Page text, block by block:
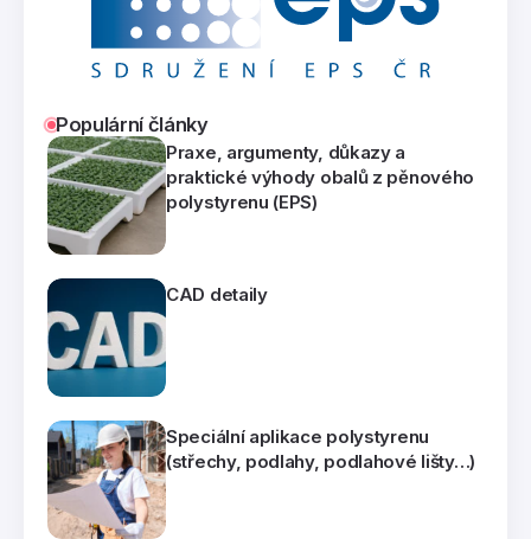
Populární články
Praxe, argumenty, důkazy a
praktické výhody obalů z pěnového
polystyrenu (EPS)
CAD detaily
Speciální aplikace polystyrenu
(střechy, podlahy, podlahové lišty…)